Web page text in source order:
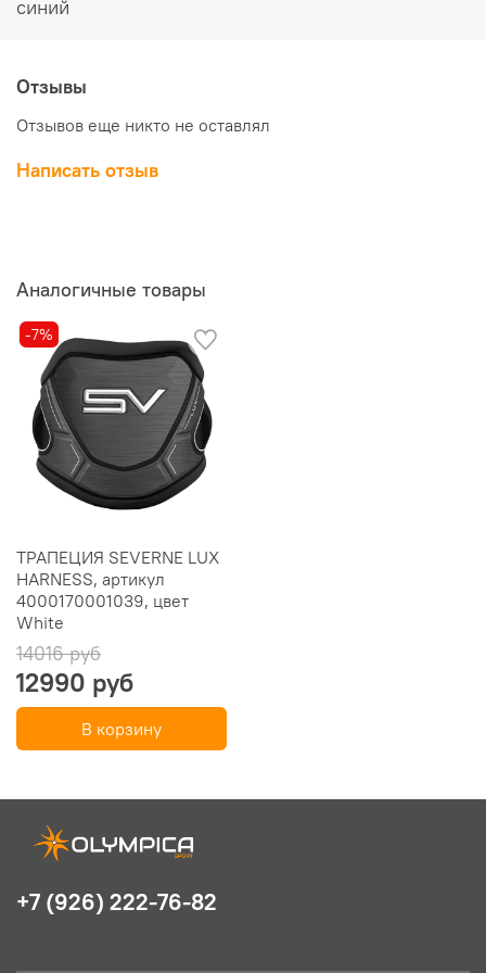
синий
Отзывы
Отзывов еще никто не оставлял
Написать отзыв
Аналогичные товары
-7%
ТРАПЕЦИЯ SEVERNE LUX
HARNESS, артикул
4000170001039, цвет
White
14016 руб
12990 руб
В корзину
+7 (926) 222-76-82